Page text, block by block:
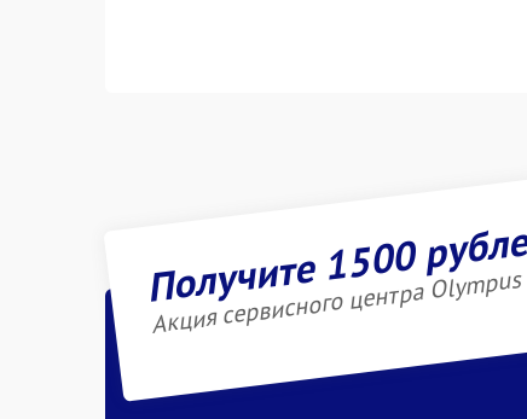
Получите 1500
Акция сервисного центра Olympus